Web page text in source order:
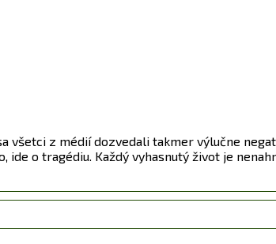
všetci z médií dozvedali takmer výlučne
ide o tragédiu. Každý vyhasnutý život je